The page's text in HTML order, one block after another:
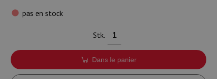
pas en stock
Stk.
Dans le panier